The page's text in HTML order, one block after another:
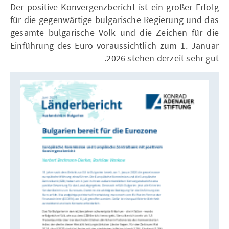
Der positive Konvergenzbericht ist ein großer Erfolg
für die gegenwärtige bulgarische Regierung und das
gesamte bulgarische Volk und die Zeichen für die
Einführung des Euro voraussichtlich zum 1. Januar
2026 stehen derzeit sehr gut.